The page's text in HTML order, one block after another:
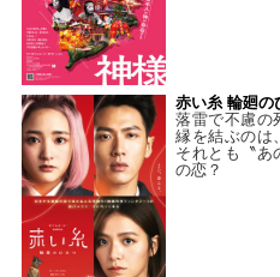
赤い糸 輪廻
落雷で不慮の
縁を結ぶのは
それとも〝あ
の恋？